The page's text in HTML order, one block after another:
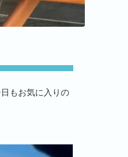
もお気に入りの